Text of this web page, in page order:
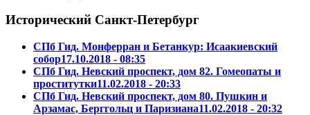
Исторический Санкт-Петербург
СПб Гид. Монферран и Бетанкур: Исаакиевский
собор17.10.2018 - 08:35
СПб Гид. Невский проспект, дом 82. Гомеопаты и
проститутки11.02.2018 - 20:33
СПб Гид. Невский проспект, дом 80. Пушкин и
Арзамас, Берггольц и Паризиана11.02.2018 - 20:32